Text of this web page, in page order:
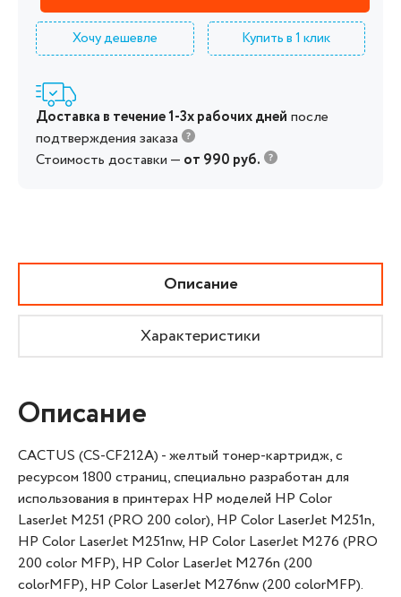
Хочу дешевле Купить в 1 клик
Доставка в течение 1-3х рабочих дней после
подтверждения заказа
Стоимость доставки — от 990 руб.
Описание
Характеристики
Описание
CACTUS (CS-CF212A) - желтый тонер-картридж, с
ресурсом 1800 страниц, специально разработан для
использования в принтерах HP моделей HP Color
LaserJet M251 (PRO 200 color), HP Color LaserJet M251n,
HP Color LaserJet M251nw, HP Color LaserJet M276 (PRO
200 color MFP), HP Color LaserJet M276n (200
colorMFP), HP Color LaserJet M276nw (200 colorMFP).